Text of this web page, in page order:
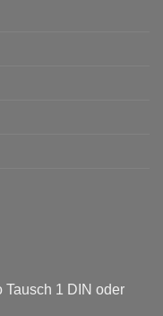
Tausch 1 DIN oder